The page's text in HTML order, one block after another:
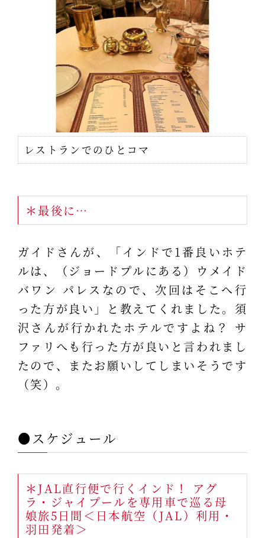
レストランでのひとコマ
＊最後に…
ガイドさんが、「インドで1番良いホテ
ルは、（ジョードプルにある）ウメイド
バワン パレスなので、次回はそこへ行
った方が良い」と教えてくれました。須
沢さんが行かれたホテルですよね？ サ
ファリへも行った方が良いと言われまし
たので、またお願いしてしまいそうです
（笑）。
●スケジュール
＊JAL直行便で行くインド！ アグ
ラ・ジャイプールを専用車で巡る母
娘旅5日間＜日本航空（JAL）利用・
羽田発着＞